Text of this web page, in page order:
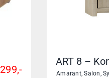
299,-
ART 8 –
Amarant,Salon,